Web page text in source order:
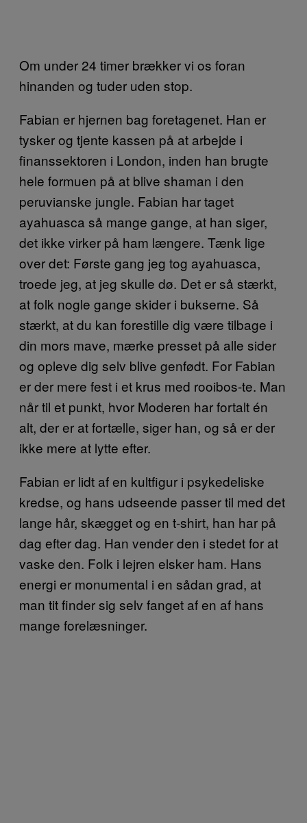
Om under 24 timer brækker vi os foran
hinanden og tuder uden stop.
Fabian er hjernen bag foretagenet. Han er
tysker og tjente kassen på at arbejde i
finanssektoren i London, inden han brugte
hele formuen på at blive shaman i den
peruvianske jungle. Fabian har taget
ayahuasca så mange gange, at han siger,
det ikke virker på ham længere. Tænk lige
over det: Første gang jeg tog ayahuasca,
troede jeg, at jeg skulle dø. Det er så stærkt,
at folk nogle gange skider i bukserne. Så
stærkt, at du kan forestille dig være tilbage i
din mors mave, mærke presset på alle sider
og opleve dig selv blive genfødt. For Fabian
er der mere fest i et krus med rooibos-te. Man
når til et punkt, hvor Moderen har fortalt én
alt, der er at fortælle, siger han, og så er der
ikke mere at lytte efter.
Fabian er lidt af en kultfigur i psykedeliske
kredse, og hans udseende passer til med det
lange hår, skægget og en t-shirt, han har på
dag efter dag. Han vender den i stedet for at
vaske den. Folk i lejren elsker ham. Hans
energi er monumental i en sådan grad, at
man tit finder sig selv fanget af en af hans
mange forelæsninger.